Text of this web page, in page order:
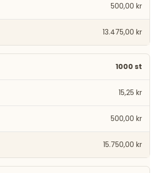
500,00 kr
13.475,00 kr
1000 st
15,25 kr
500,00 kr
15.750,00 kr